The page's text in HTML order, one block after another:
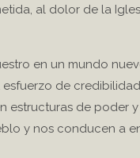
al dolor de la
en un mundo
esfuerzo de
estructuras de poder
y nos conducen a